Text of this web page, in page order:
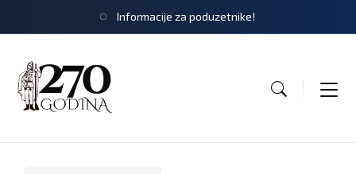
Informacije za poduzetnike!